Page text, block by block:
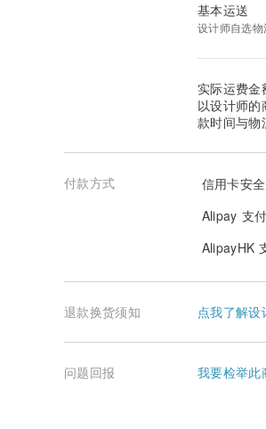
基本运送
设计师自选
实际运费
以设计师的
款时间与物
付款方式
信用卡安
Alipay 支
AlipayHK
退款换货须知 点我了解设
问题回报 我要检举此